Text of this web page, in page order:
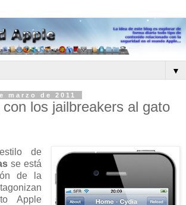
▼
marzo de 2011
los jailbreakers al gato
de
se está
de la
Apple